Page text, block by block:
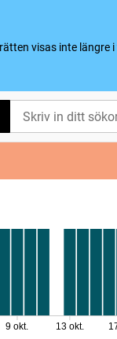
visas inte längre
9 okt. 13 okt.